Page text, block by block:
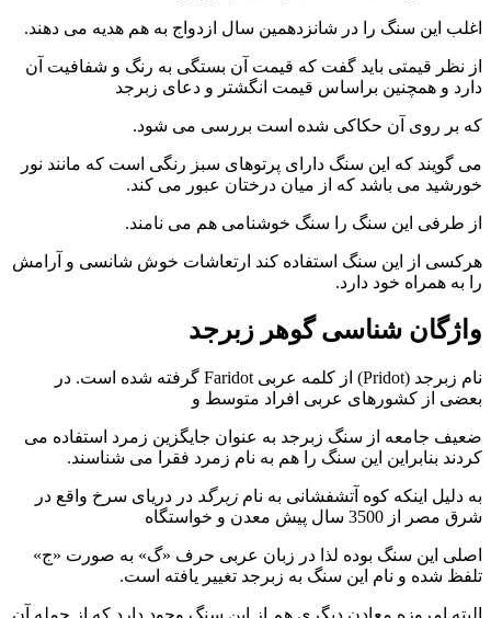
این سنگ را در شانزدهمین سال ازدواج به هم هدیه می دهند.
قیمتی باید گفت که قیمت آن بستگی به رنگ و شفافیت آن
و همچنین براساس قیمت انگشتر و دعای زبرجد
بر روی آن حکاکی شده است بررسی می شود.
که این سنگ دارای پرتوهای سبز رنگی است که مانند نور
می باشد که از میان درختان عبور می کند.
این سنگ را سنگ خوشنامی هم می نامند.
از این سنگ استفاده کند ارتعاشات خوش شانسی و آرامش
همراه خود دارد.
شناسی گوهر زبرجد
نام زبرجد (Pridot) از کلمه عربی Faridot گرفته شده است. در
از کشورهای عربی افراد متوسط و
جامعه از سنگ زبرجد به عنوان جایگزین زمرد استفاده می
بنابراین این سنگ را هم به نام زمرد فقرا می شناسند.
اینکه کوه آتشفشانی به نام زبرگددر دریای سرخ واقع در
3500 سال پیش معدن و خواستگاه
این سنگ بوده لذا در زبان عربی حرف «گ» به صورت «ج»
شده و نام این سنگ به زبرجد تغییر یافته است.
امروزه معادن دیگری هم از این سنگ وجود دارد که از جمله آن